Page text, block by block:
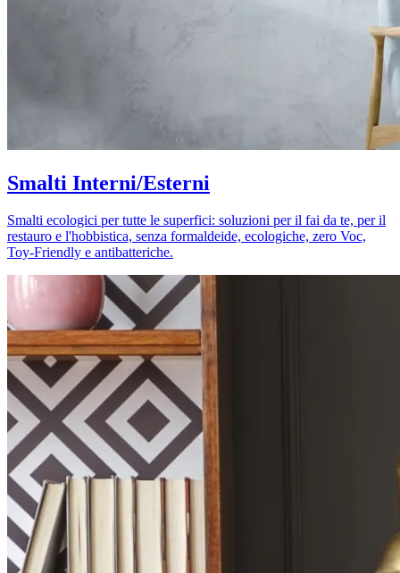
Smalti Interni/Esterni
Smalti ecologici per tutte le superfici: soluzioni per il fai da te, per il
restauro e l'hobbistica, senza formaldeide, ecologiche, zero Voc,
Toy-Friendly e antibatteriche.